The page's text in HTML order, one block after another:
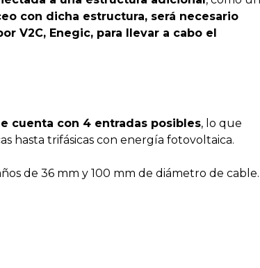
con dicha estructura, será necesario
V2C, Enegic, para llevar a cabo el
cuenta con 4 entradas posibles, lo que
hasta trifásicas con energía fotovoltaica.
de 36 mm y 100 mm de diámetro de cable.